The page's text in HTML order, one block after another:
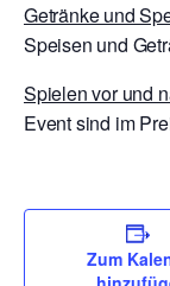
Getränke und
Speisen und
Spielen vor und
Event sind im
Zum